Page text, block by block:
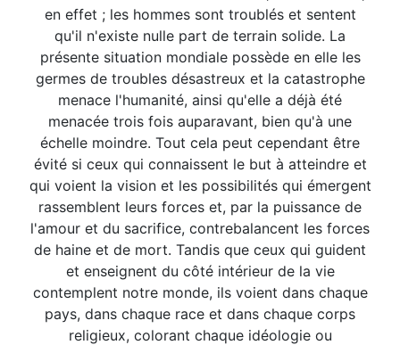
en effet ; les hommes sont troublés et sentent
qu'il n'existe nulle part de terrain solide. La
présente situation mondiale possède en elle les
germes de troubles désastreux et la catastrophe
menace l'humanité, ainsi qu'elle a déjà été
menacée trois fois auparavant, bien qu'à une
échelle moindre. Tout cela peut cependant être
évité si ceux qui connaissent le but à atteindre et
qui voient la vision et les possibilités qui émergent
rassemblent leurs forces et, par la puissance de
l'amour et du sacrifice, contrebalancent les forces
de haine et de mort. Tandis que ceux qui guident
et enseignent du côté intérieur de la vie
contemplent notre monde, ils voient dans chaque
pays, dans chaque race et dans chaque corps
religieux, colorant chaque idéologie ou